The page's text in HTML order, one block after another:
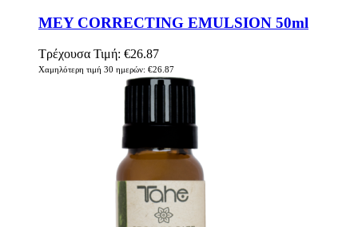
MEY CORRECTING EMULSION 50ml
Τρέχουσα Τιμή: €26.87
Χαμηλότερη τιμή 30 ημερών: €26.87